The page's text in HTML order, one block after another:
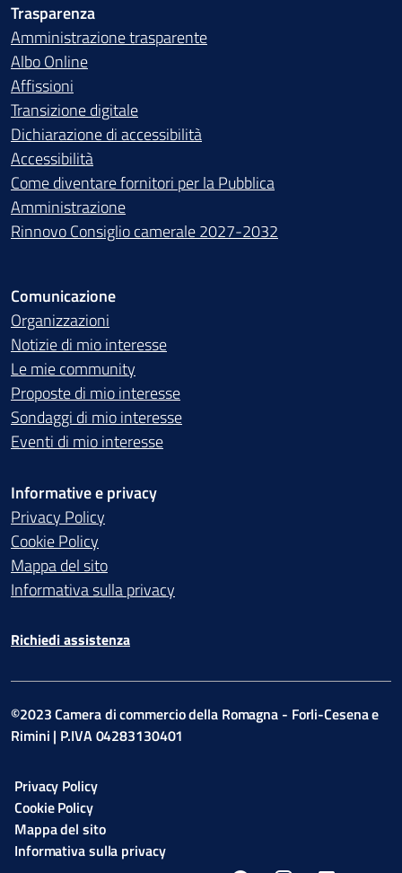
Trasparenza
Amministrazione trasparente
Albo Online
Affissioni
Transizione digitale
Dichiarazione di accessibilità
Accessibilità
Come diventare fornitori per la Pubblica
Amministrazione
Rinnovo Consiglio camerale 2027-2032
Comunicazione
Organizzazioni
Notizie di mio interesse
Le mie community
Proposte di mio interesse
Sondaggi di mio interesse
Eventi di mio interesse
Informative e privacy
Privacy Policy
Cookie Policy
Mappa del sito
Informativa sulla privacy
Richiedi assistenza
©2023 Camera di commercio della Romagna - Forli-Cesena e
Rimini | P.IVA 04283130401
Privacy Policy
Cookie Policy
Mappa del sito
Informativa sulla privacy